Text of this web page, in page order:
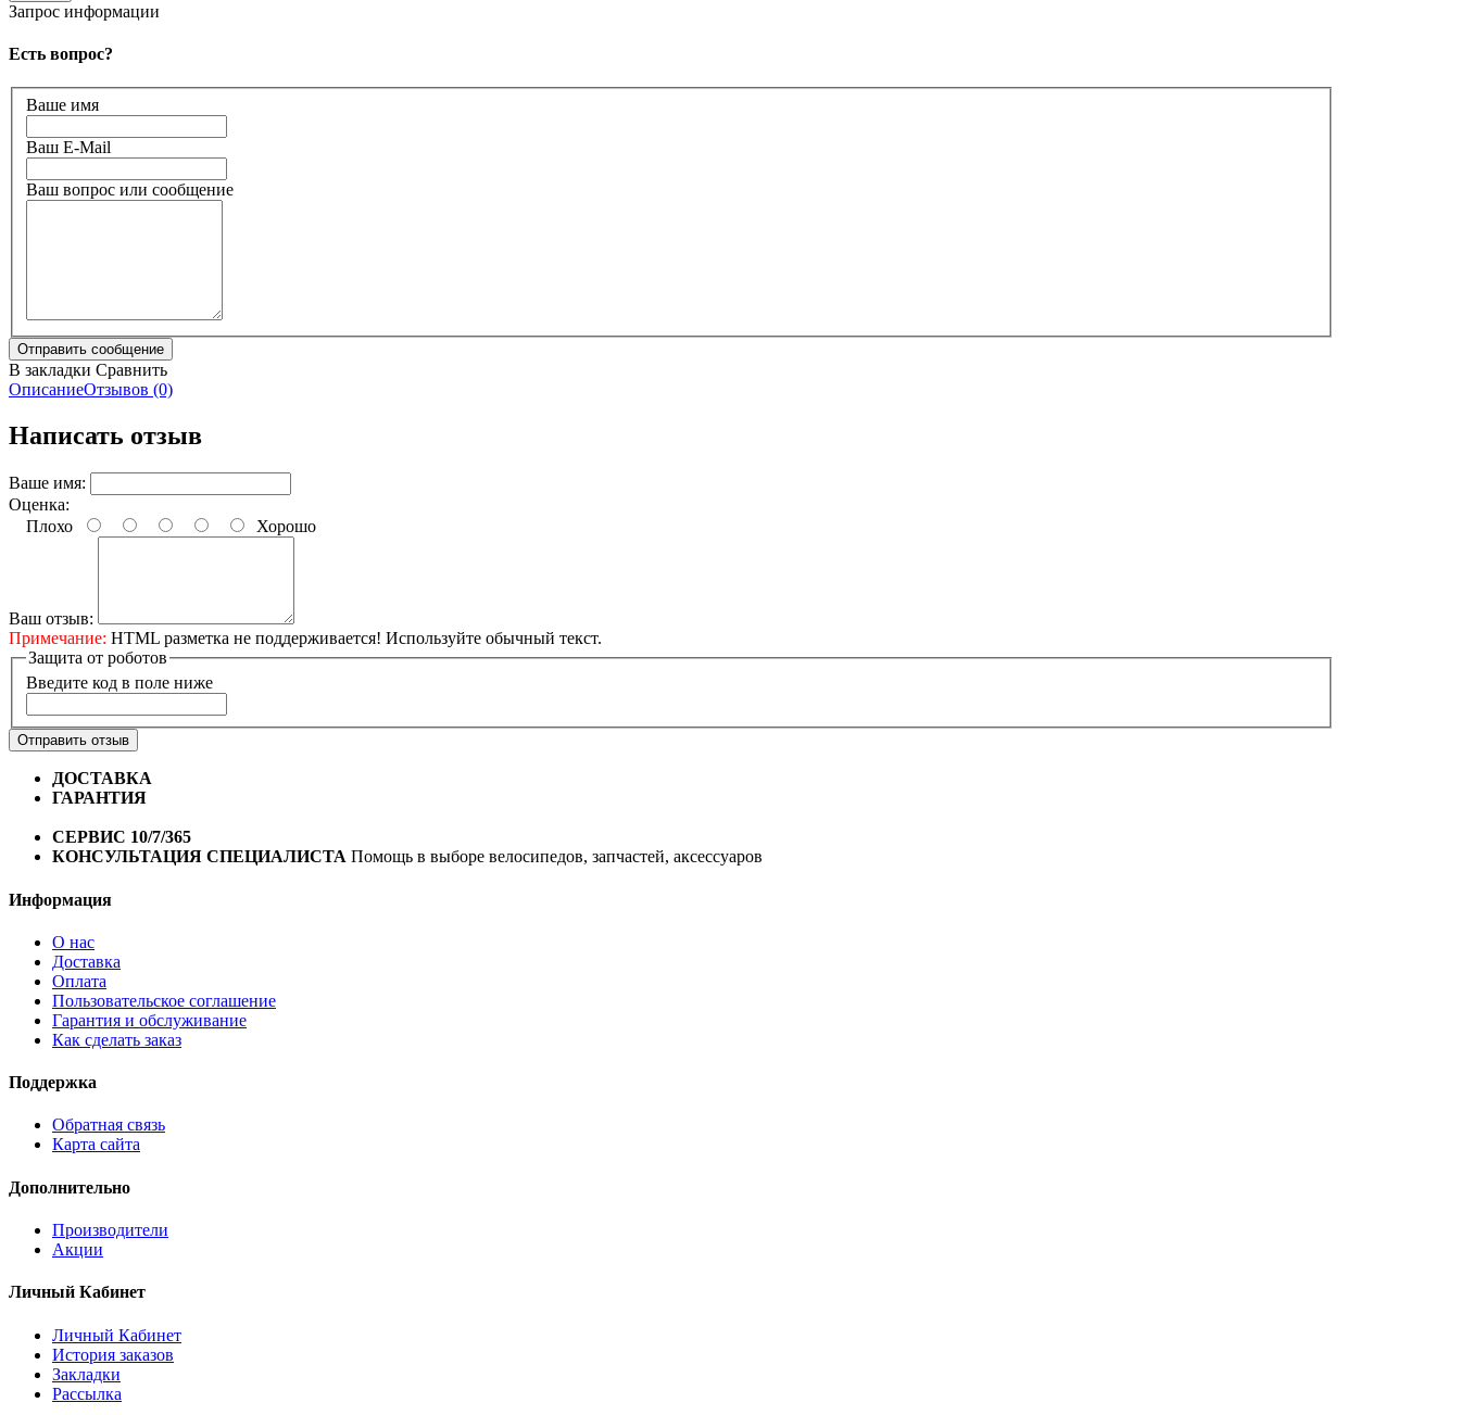
Запрос информации
Есть вопрос?
Ваше имя
Ваш E-Mail
Ваш вопрос или сообщение
В закладки Сравнить
ОписаниеОтзывов (0)
Написать отзыв
Ваше имя:
Оценка:
Плохо
Хорошо
Ваш отзыв:
Примечание: HTML разметка не поддерживается! Используйте обычный текст.
Защита от роботов
Введите код в поле ниже
Отправить отзыв
ДОСТАВКА
ГАРАНТИЯ
СЕРВИС 10/7/365
КОНСУЛЬТАЦИЯ СПЕЦИАЛИСТА Помощь в выборе велосипедов, запчастей, аксессуаров
Информация
О нас
Доставка
Оплата
Пользовательское соглашение
Гарантия и обслуживание
Как сделать заказ
Поддержка
Обратная связь
Карта сайта
Дополнительно
Производители
Акции
Личный Кабинет
Личный Кабинет
История заказов
Закладки
Рассылка